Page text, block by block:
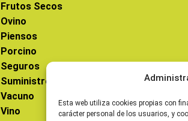
Esta web utiliza cookies propias con
carácter personal de los usuarios, y
Frutos Secos
Ovino
Piensos
Porcino
Seguros
Suministros
Vacuno
Vino